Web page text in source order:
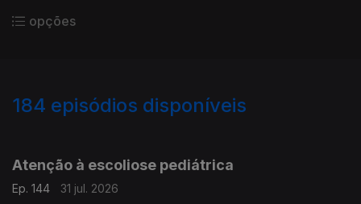
novos.
opções
184 episódios disponíveis
Atenção à escoliose pediátrica
Ep. 144
31 jul. 2026